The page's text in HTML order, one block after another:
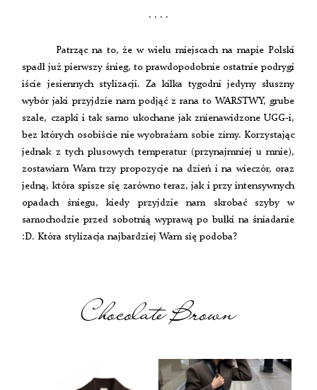
. . . .
Patrząc na to, że w wielu miejscach na mapie Polski
spadł już pierwszy śnieg, to prawdopodobnie ostatnie podrygi
iście jesiennych stylizacji. Za kilka tygodni jedyny słuszny
wybór jaki przyjdzie nam podjąć z rana to WARSTWY, grube
szale, czapki i tak samo ukochane jak znienawidzone UGG-i,
bez których osobiście nie wyobrażam sobie zimy. Korzystając
jednak z tych plusowych temperatur (przynajmniej u mnie),
zostawiam Wam trzy propozycje na dzień i na wieczór, oraz
jedną, która spisze się zarówno teraz, jak i przy intensywnych
opadach śniegu, kiedy przyjdzie nam skrobać szyby w
samochodzie przed sobotnią wyprawą po bułki na śniadanie
:D. Która stylizacja najbardziej Wam się podoba?
Chocolate Brown